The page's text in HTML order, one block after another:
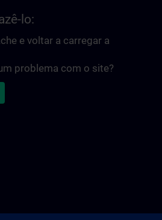
lo:
e voltar a carregar a
problema com o site?